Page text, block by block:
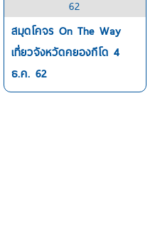
สมุดโคจร On The Way
เที่ยวจังหวัดคยองกีโด 4
ธ.ค. 62